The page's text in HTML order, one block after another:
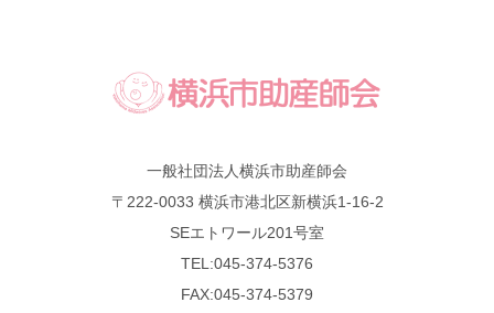
一般社団法人横浜市助産師会
〒222-0033 横浜市港北区新横浜1-16-2
SEエトワール201号室
TEL:045-374-5376
FAX:045-374-5379